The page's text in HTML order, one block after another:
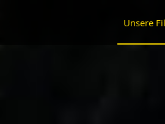
Unsere